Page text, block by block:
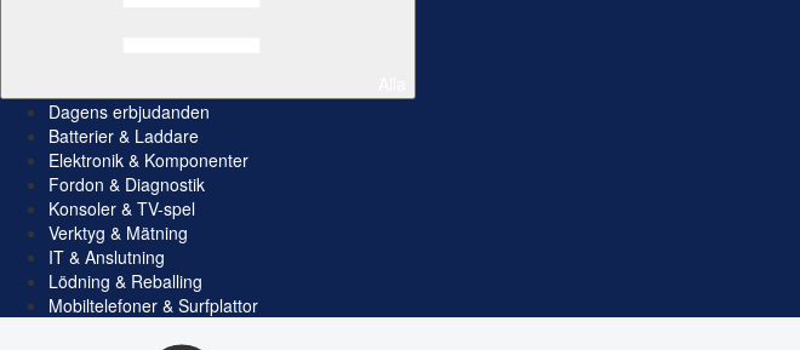
Dagens erbjudanden
Batterier & Laddare
Elektronik & Komponenter
Fordon & Diagnostik
Konsoler & TV-spel
Verktyg & Mätning
IT & Anslutning
Lödning & Reballing
Mobiltelefoner & Surfplattor